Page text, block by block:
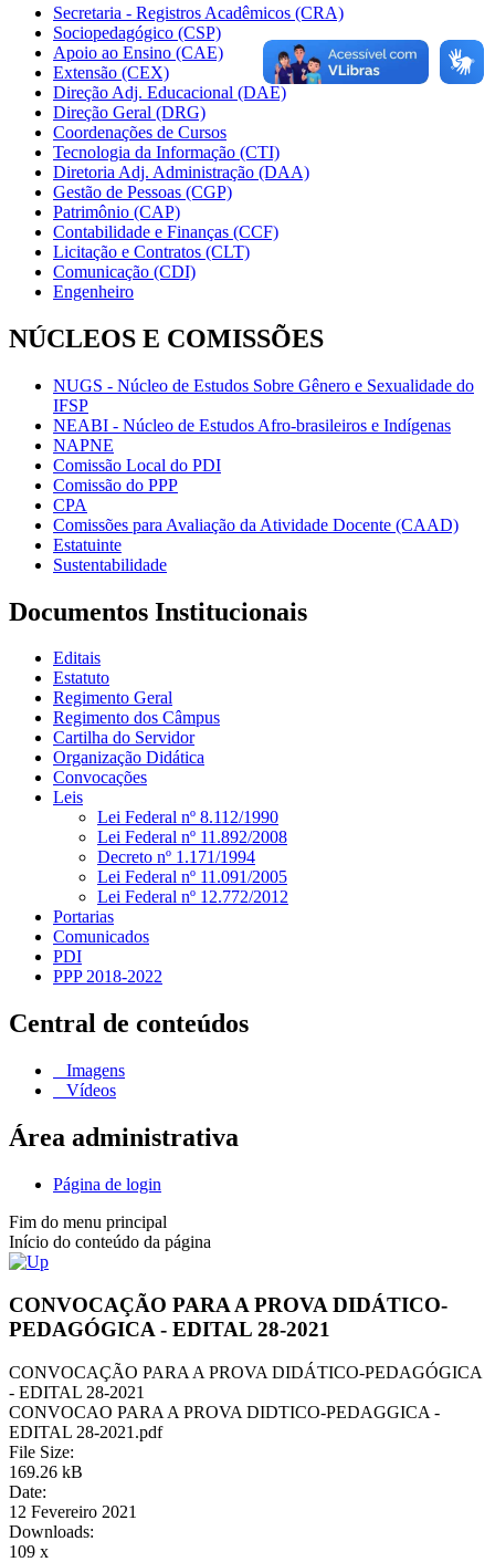
Secretaria - Registros Acadêmicos (CRA)
Sociopedagógico (CSP)
Apoio ao Ensino (CAE)
Extensão (CEX)
Direção Adj. Educacional (DAE)
Direção Geral (DRG)
Coordenações de Cursos
Tecnologia da Informação (CTI)
Diretoria Adj. Administração (DAA)
Gestão de Pessoas (CGP)
Patrimônio (CAP)
Contabilidade e Finanças (CCF)
Licitação e Contratos (CLT)
Comunicação (CDI)
Engenheiro
NÚCLEOS E COMISSÕES
NUGS - Núcleo de Estudos Sobre Gênero e Sexualidade do
IFSP
NEABI - Núcleo de Estudos Afro-brasileiros e Indígenas
NAPNE
Comissão Local do PDI
Comissão do PPP
CPA
Comissões para Avaliação da Atividade Docente (CAAD)
Estatuinte
Sustentabilidade
Documentos Institucionais
Editais
Estatuto
Regimento Geral
Regimento dos Câmpus
Cartilha do Servidor
Organização Didática
Convocações
Leis
Lei Federal nº 8.112/1990
Lei Federal nº 11.892/2008
Decreto nº 1.171/1994
Lei Federal nº 11.091/2005
Lei Federal nº 12.772/2012
Portarias
Comunicados
PDI
PPP 2018-2022
Central de conteúdos
Imagens
Vídeos
Área administrativa
Página de login
Fim do menu principal
Início do conteúdo da página
CONVOCAÇÃO PARA A PROVA DIDÁTICO-
PEDAGÓGICA - EDITAL 28-2021
CONVOCAÇÃO PARA A PROVA DIDÁTICO-PEDAGÓGICA
- EDITAL 28-2021
CONVOCAO PARA A PROVA DIDTICO-PEDAGGICA -
EDITAL 28-2021.pdf
File Size:
169.26 kB
Date:
12 Fevereiro 2021
Downloads:
109 x